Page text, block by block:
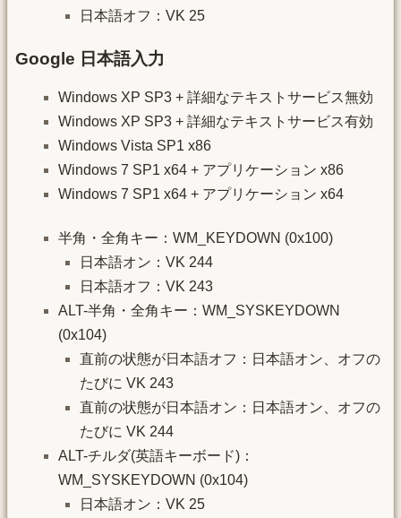
日本語オフ：VK 25
Google 日本語入力
Windows XP SP3 + 詳細なテキストサービス無効
Windows XP SP3 + 詳細なテキストサービス有効
Windows Vista SP1 x86
Windows 7 SP1 x64 + アプリケーション x86
Windows 7 SP1 x64 + アプリケーション x64
半角・全角キー：WM_KEYDOWN (0x100)
日本語オン：VK 244
日本語オフ：VK 243
ALT-半角・全角キー：WM_SYSKEYDOWN
(0x104)
直前の状態が日本語オフ：日本語オン、オフの
たびに VK 243
直前の状態が日本語オン：日本語オン、オフの
たびに VK 244
ALT-チルダ(英語キーボード)：
WM_SYSKEYDOWN (0x104)
日本語オン：VK 25